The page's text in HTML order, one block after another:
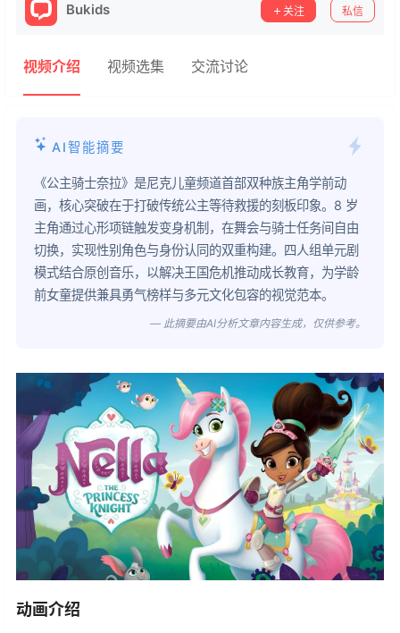
Bukids 关注 私信
视频介绍 视频选集 交流讨论
AI智能摘要
《公主骑士奈拉》是尼克儿童频道首部双种族主角学前动
画，核心突破在于打破传统公主等待救援的刻板印象。8 岁
主角通过心形项链触发变身机制，在舞会与骑士任务间自由
切换，实现性别角色与身份认同的双重构建。四人组单元剧
模式结合原创音乐，以解决王国危机推动成长教育，为学龄
前女童提供兼具勇气榜样与多元文化包容的视觉范本。
— 此摘要由AI分析文章内容生成，仅供参考。
动画介绍